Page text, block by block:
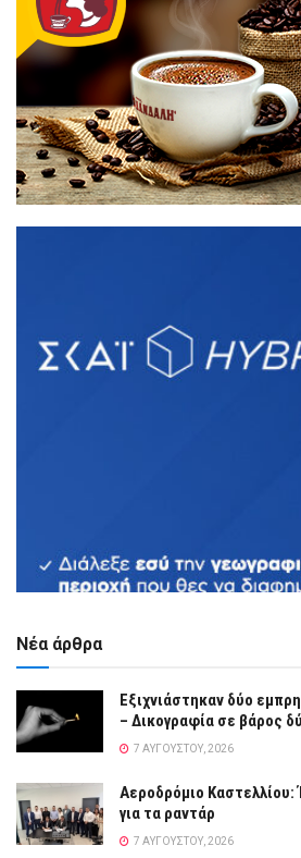
Νέα άρθρα
Εξιχνιάστηκαν δύο
– Δικογραφία σε βάρος
7 ΑΥΓΟΎΣΤΟΥ, 2026
Αεροδρόμιο
για τα ραντάρ
7 ΑΥΓΟΎΣΤΟΥ, 2026